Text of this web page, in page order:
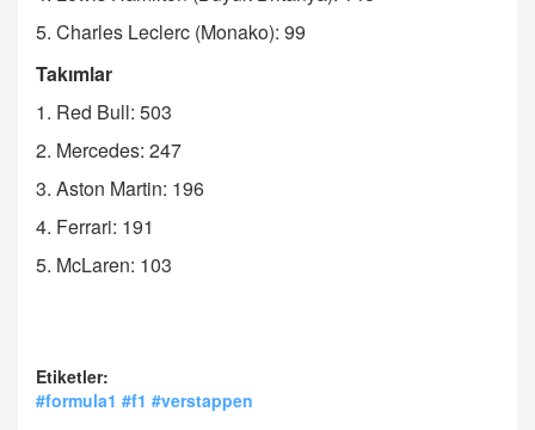
5. Charles Leclerc (Monako): 99
Takımlar
1. Red Bull: 503
2. Mercedes: 247
3. Aston Martin: 196
4. Ferrari: 191
5. McLaren: 103
Etiketler:
#formula1 #f1 #verstappen